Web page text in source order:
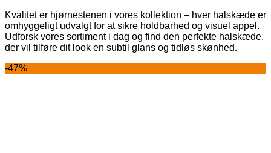
Kvalitet er hjørnestenen i vores kollektion – hver halskæde er
omhyggeligt udvalgt for at sikre holdbarhed og visuel appel.
Udforsk vores sortiment i dag og find den perfekte halskæde,
der vil tilføre dit look en subtil glans og tidløs skønhed.
-47%